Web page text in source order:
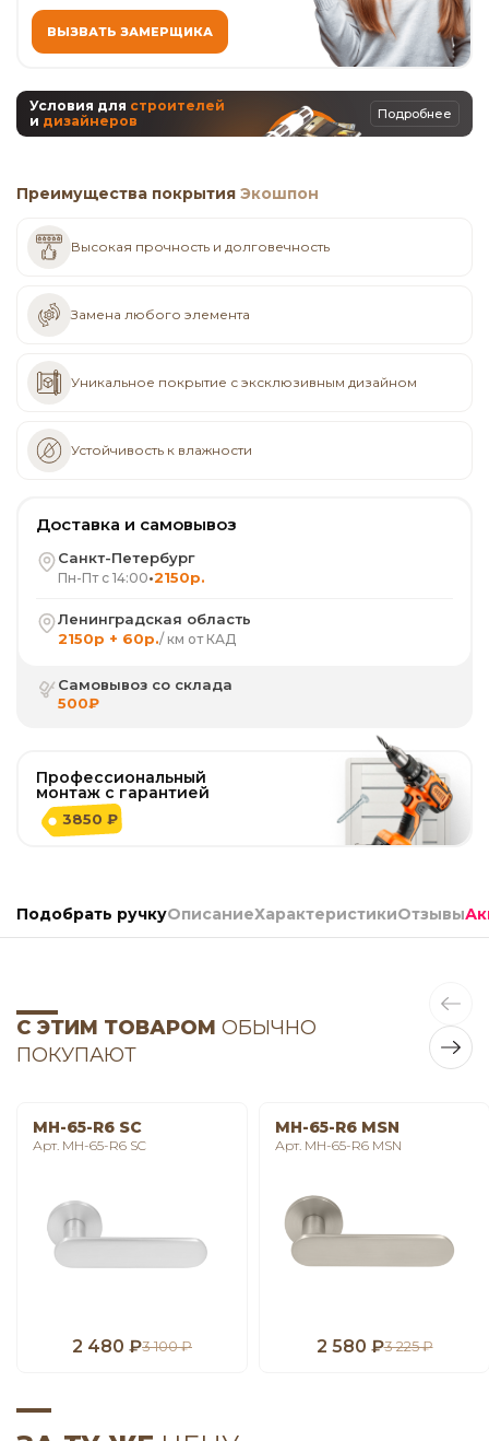
ВЫЗВАТЬ ЗАМЕРЩИКА
Условия для строителей
и дизайнеров Подробнее
Преимущества покрытия Экошпон
Высокая прочность и долговечность
Замена любого элемента
Уникальное покрытие с эксклюзивным дизайном
Устойчивость к влажности
Доставка и самовывоз
Санкт-Петербург
Пн-Пт с 14:00•2150р.
Ленинградская область
2150р + 60р./ км от КАД
Самовывоз со склада
500₽
Профессиональный
монтаж с гарантией
3850 ₽
Подобрать ручкуОписаниеХарактеристикиОтзывы
С ЭТИМ ТОВАРОМ ОБЫЧНО
ПОКУПАЮТ
MH-65-R6 SC
Арт. MH-65-R6 SC
2 480 ₽3 100 ₽
MH-65-R6 MSN
Арт. MH-65-R6 MSN
2 580 ₽3 225 ₽